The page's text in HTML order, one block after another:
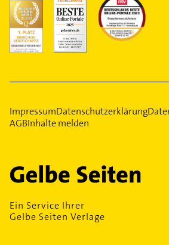
ImpressumDatenschutzerklärung
AGBInhalte melden
Ein Service Ihrer
Gelbe Seiten Verlage